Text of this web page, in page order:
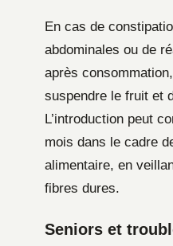
En cas de
abdominales ou de
après
suspendre le fruit et
L’introduction peut
mois dans le cadre
alimentaire, en
fibres dures.
Seniors et